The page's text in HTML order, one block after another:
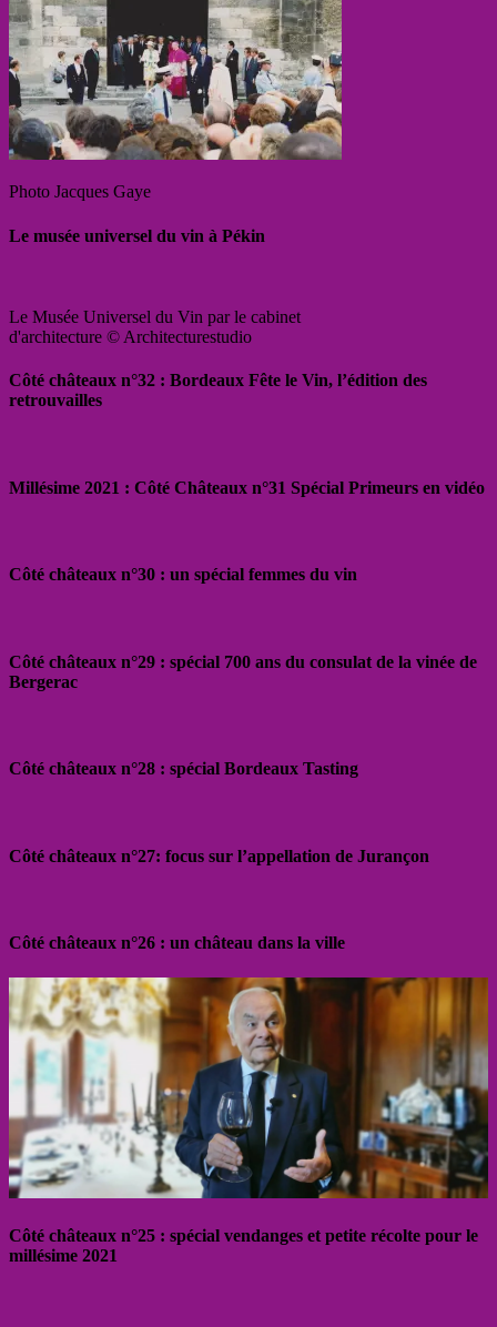
Photo Jacques Gaye
Le musée universel du vin à Pékin
Le Musée Universel du Vin par le cabinet
d'architecture © Architecturestudio
Côté châteaux n°32 : Bordeaux Fête le Vin, l’édition des
retrouvailles
Millésime 2021 : Côté Châteaux n°31 Spécial Primeurs en vidéo
Côté châteaux n°30 : un spécial femmes du vin
Côté châteaux n°29 : spécial 700 ans du consulat de la vinée de
Bergerac
Côté châteaux n°28 : spécial Bordeaux Tasting
Côté châteaux n°27: focus sur l’appellation de Jurançon
Côté châteaux n°26 : un château dans la ville
Côté châteaux n°25 : spécial vendanges et petite récolte pour le
millésime 2021